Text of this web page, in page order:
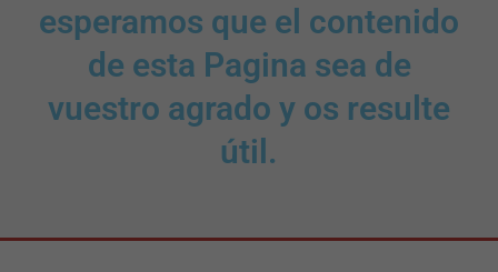
esperamos que el contenido
de esta Pagina sea de
vuestro agrado y os resulte
útil.